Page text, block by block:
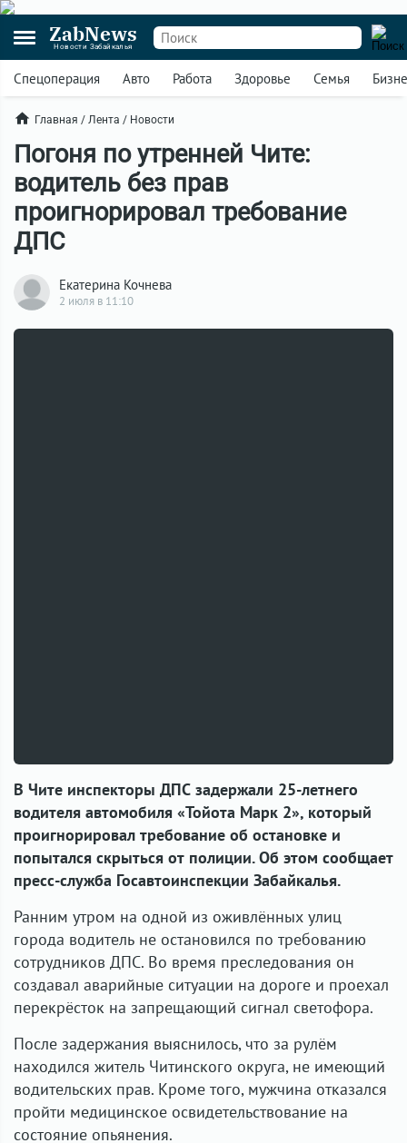
ZabNews
Новости Забайкалья
Спецоперация Авто Работа Здоровье Семья
Главная / Лента / Новости
Погоня по утренней Чите:
водитель без прав
проигнорировал требование
ДПС
Екатерина Кочнева
2 июля в 11:10
В Чите инспекторы ДПС задержали 25-летнего
водителя автомобиля «Тойота Марк 2», который
проигнорировал требование об остановке и
попытался скрыться от полиции. Об этом сообщает
пресс-служба Госавтоинспекции Забайкалья.
Ранним утром на одной из оживлённых улиц
города водитель не остановился по требованию
сотрудников ДПС. Во время преследования он
создавал аварийные ситуации на дороге и проехал
перекрёсток на запрещающий сигнал светофора.
После задержания выяснилось, что за рулём
находился житель Читинского округа, не имеющий
водительских прав. Кроме того, мужчина отказался
пройти медицинское освидетельствование на
состояние опьянения.